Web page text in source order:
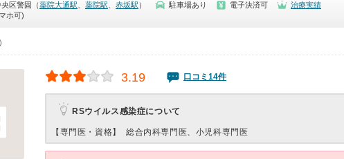
区警固（薬院大通駅 薬院駅 赤坂駅 ） 駐車場あり 電子決済可
治療実績
ホ可)
3.19 口コミ14件
RSウイルス感染症について
【専門医・資格】 総合内科専門医、小児科専門医